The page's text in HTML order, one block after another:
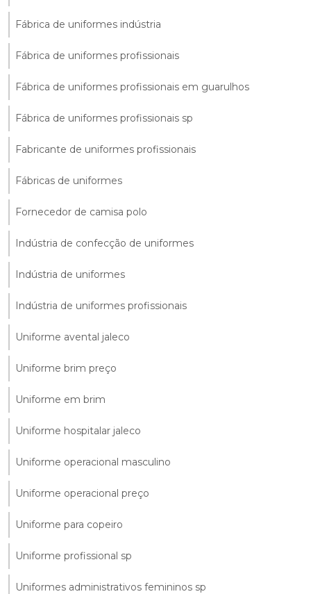
Fábrica de uniformes indústria
Fábrica de uniformes profissionais
Fábrica de uniformes profissionais em guarulhos
Fábrica de uniformes profissionais sp
Fabricante de uniformes profissionais
Fábricas de uniformes
Fornecedor de camisa polo
Indústria de confecção de uniformes
Indústria de uniformes
Indústria de uniformes profissionais
Uniforme avental jaleco
Uniforme brim preço
Uniforme em brim
Uniforme hospitalar jaleco
Uniforme operacional masculino
Uniforme operacional preço
Uniforme para copeiro
Uniforme profissional sp
Uniformes administrativos femininos sp